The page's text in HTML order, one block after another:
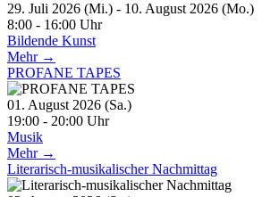
29. Juli 2026 (Mi.) - 10. August 2026 (Mo.)
8:00 - 16:00 Uhr
Bildende Kunst
Mehr →
PROFANE TAPES
01. August 2026 (Sa.)
19:00 - 20:00 Uhr
Musik
Mehr →
Literarisch-musikalischer Nachmittag